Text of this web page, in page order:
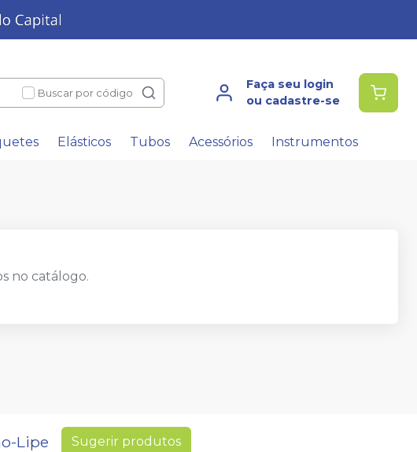
Buscar por código
Faça seu login
ou cadastre-se
Elásticos Tubos Acessórios Instrumentos
no catálogo.
Lipe Sugerir produtos